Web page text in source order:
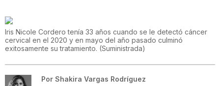
Iris Nicole Cordero tenía 33 años cuando se le detectó cáncer
cervical en el 2020 y en mayo del año pasado culminó
exitosamente su tratamiento. (Suministrada)
Por Shakira Vargas Rodríguez